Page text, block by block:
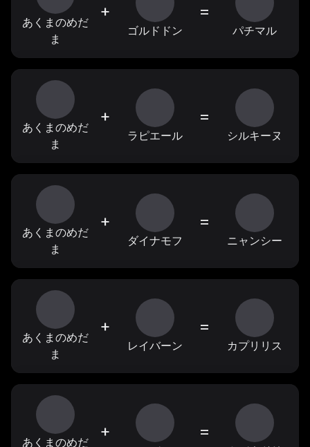
あくまのめだ
ま
+
ゴルドドン
=
パチマル
あくまのめだ
ま
+
ラピエール
=
シルキーヌ
あくまのめだ
ま
+
ダイナモフ
=
ニャンシー
あくまのめだ
ま
+
レイバーン
=
カプリリス
あくまのめだ
+ =